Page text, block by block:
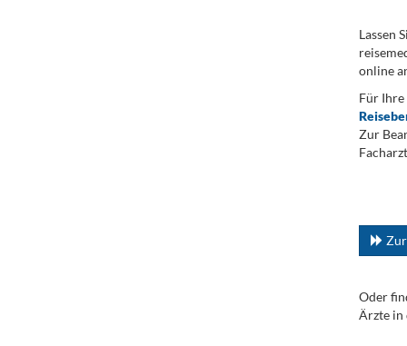
Lassen
online
Für
Zur
Oder
Ärzte in